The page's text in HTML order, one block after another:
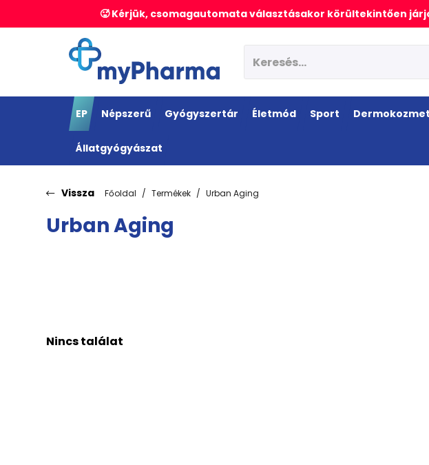
🥵 Kérjük, csomagautomata választásakor körültekintően
EP Népszerű Gyógyszertár Életmód Sport
Állatgyógyászat
Vissza Főoldal Termékek Urban Aging
Urban Aging
Nincs találat